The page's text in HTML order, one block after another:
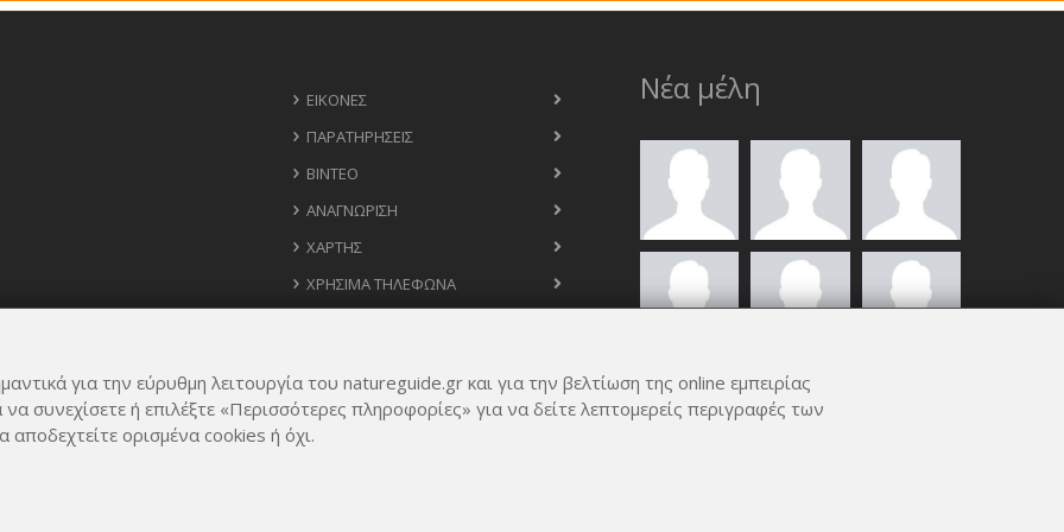
ΕΙΚΌΝΕΣ
ΠΑΡΑΤΗΡΉΣΕΙΣ
ΒΊΝΤΕΟ
ΑΝΑΓΝΏΡΙΣΗ
ΧΆΡΤΗΣ
ΧΡΉΣΙΜΑ ΤΗΛΈΦΩΝΑ
Νέα μέλη
ΟΛΑ ΤΑ ΜΈΛΗ
για την εύρυθμη λειτουργία του natureguide.gr και για την βελτίωση της online εμπειρίας
συνεχίσετε ή επιλέξτε «Περισσότερες πληροφορίες» για να δείτε λεπτομερείς περιγραφές των
ορισμένα cookies ή όχι.